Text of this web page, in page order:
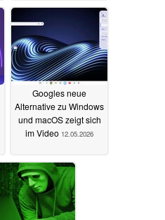
13.05.2026
Googles neue
Alternative zu Windows
und macOS zeigt sich
im Video 12.05.2026